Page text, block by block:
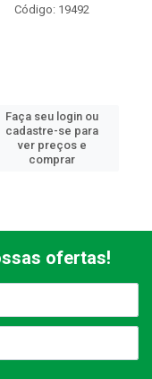
Código: 19492
Faça seu login ou
cadastre-se para
ver preços e
comprar
ofertas!